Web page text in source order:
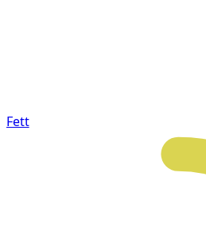
Fett